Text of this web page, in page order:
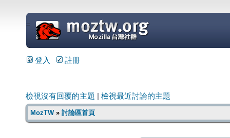
=
登入 註冊
檢視沒有回覆的主題 檢視最近討論的主題
MozTW» 討論區首頁